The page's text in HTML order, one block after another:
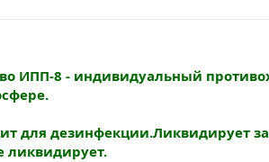
ИПП-8 - индивидуальный
для дезинфекции.Ликвидирует
ликвидирует.